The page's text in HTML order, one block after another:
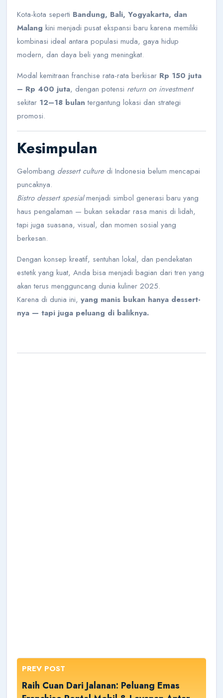
Kota-kota seperti Bandung, Bali, Yogyakarta, dan
Malang kini menjadi pusat ekspansi baru karena memiliki
kombinasi ideal antara populasi muda, gaya hidup
modern, dan daya beli yang meningkat.
Modal kemitraan franchise rata-rata berkisar Rp 150 juta
– Rp 400 juta, dengan potensi return on investment
sekitar 12–18 bulan tergantung lokasi dan strategi
promosi.
Kesimpulan
Gelombang dessert culturedi Indonesia belum mencapai
puncaknya.
Bistro dessert spesialmenjadi simbol generasi baru yang
haus pengalaman — bukan sekadar rasa manis di lidah,
tapi juga suasana, visual, dan momen sosial yang
berkesan.
Dengan konsep kreatif, sentuhan lokal, dan pendekatan
estetik yang kuat, Anda bisa menjadi bagian dari tren yang
akan terus mengguncang dunia kuliner 2025.
Karena di dunia ini, yang manis bukan hanya dessert-
nya — tapi juga peluang di baliknya.
PREV POST
Raih Cuan Dari Jalanan: Peluang Emas